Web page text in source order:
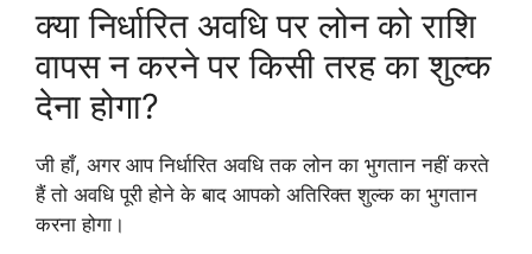
क्या निर्धारित अवधि पर लोन को राशि
वापस न करने पर किसी तरह का शुल्क
देना होगा?
जी हाँ, अगर आप निर्धारित अवधि तक लोन का भुगतान नहीं करते
हैं तो अवधि पूरी होने के बाद आपको अतिरिक्त शुल्क का भुगतान
करना होगा।